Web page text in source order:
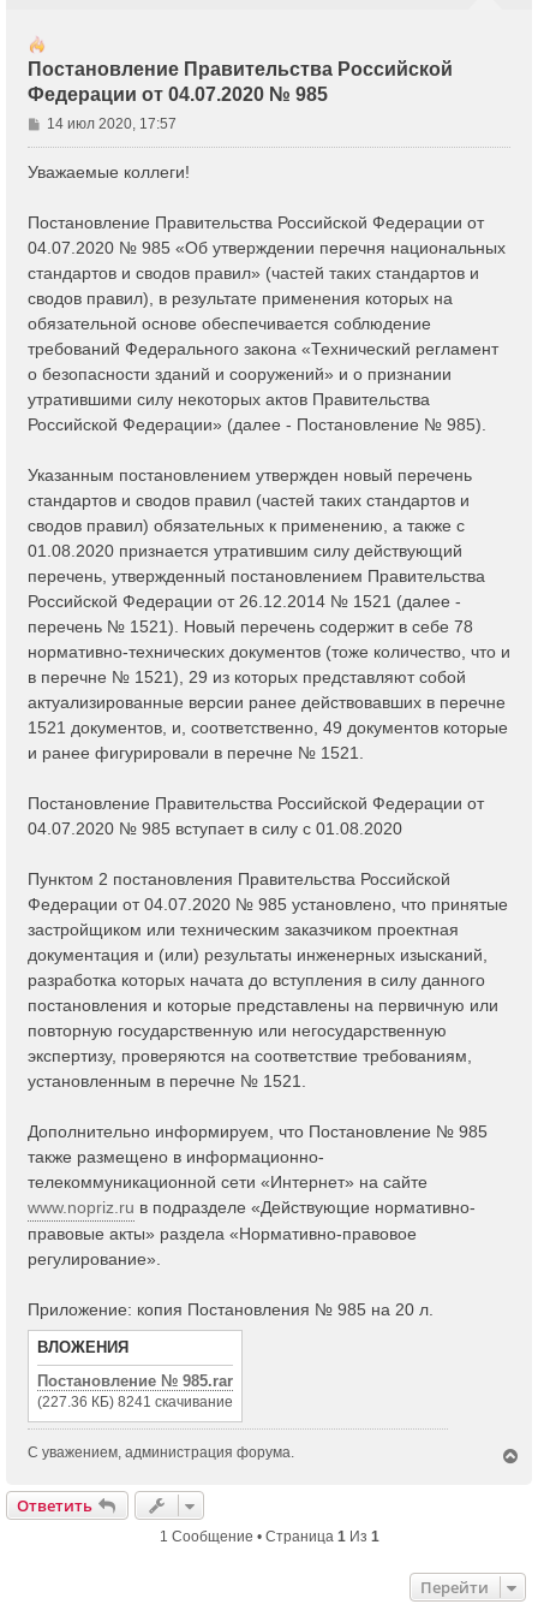
Постановление Правительства Российской
Федерации от 04.07.2020 № 985
С
о
е
н
и
е
14 июл 2020, 17:57
Уважаемые коллеги!
Постановление Правительства Российской Федерации от
04.07.2020 № 985 «Об утверждении перечня национальных
стандартов и сводов правил» (частей таких стандартов и
сводов правил), в результате применения которых на
обязательной основе обеспечивается соблюдение
требований Федерального закона «Технический регламент
о безопасности зданий и сооружений» и о признании
утратившими силу некоторых актов Правительства
Российской Федерации» (далее - Постановление № 985).
Указанным постановлением утвержден новый перечень
стандартов и сводов правил (частей таких стандартов и
сводов правил) обязательных к применению, а также с
01.08.2020 признается утратившим силу действующий
перечень, утвержденный постановлением Правительства
Российской Федерации от 26.12.2014 № 1521 (далее -
перечень № 1521). Новый перечень содержит в себе 78
нормативно-технических документов (тоже количество, что и
в перечне № 1521), 29 из которых представляют собой
актуализированные версии ранее действовавших в перечне
1521 документов, и, соответственно, 49 документов которые
и ранее фигурировали в перечне № 1521.
Постановление Правительства Российской Федерации от
04.07.2020 № 985 вступает в силу с 01.08.2020
Пунктом 2 постановления Правительства Российской
Федерации от 04.07.2020 № 985 установлено, что принятые
застройщиком или техническим заказчиком проектная
документация и (или) результаты инженерных изысканий,
разработка которых начата до вступления в силу данного
постановления и которые представлены на первичную или
повторную государственную или негосударственную
экспертизу, проверяются на соответствие требованиям,
установленным в перечне № 1521.
Дополнительно информируем, что Постановление № 985
также размещено в информационно-
телекоммуникационной сети «Интернет» на сайте
www.nopriz.ru в подразделе «Действующие нормативно-
правовые акты» раздела «Нормативно-правовое
регулирование».
Приложение: копия Постановления № 985 на 20 л.
ВЛОЖЕНИЯ
Постановление № 985.rar
(227.36 КБ) 8241 скачивание
С уважением, администрация форума.
ь
я
Ответить
1 Сообщение • Страница 1 Из 1
Перейти